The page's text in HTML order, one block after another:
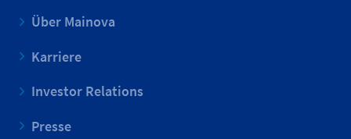
Über Mainova
Karriere
Investor Relations
Presse